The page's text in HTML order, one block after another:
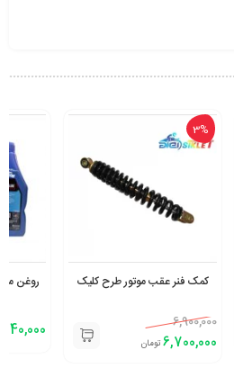
3%
کمک فنر عقب موتور طرح کلیک
6,900,000
6,700,000 تومان
روغن
640,000